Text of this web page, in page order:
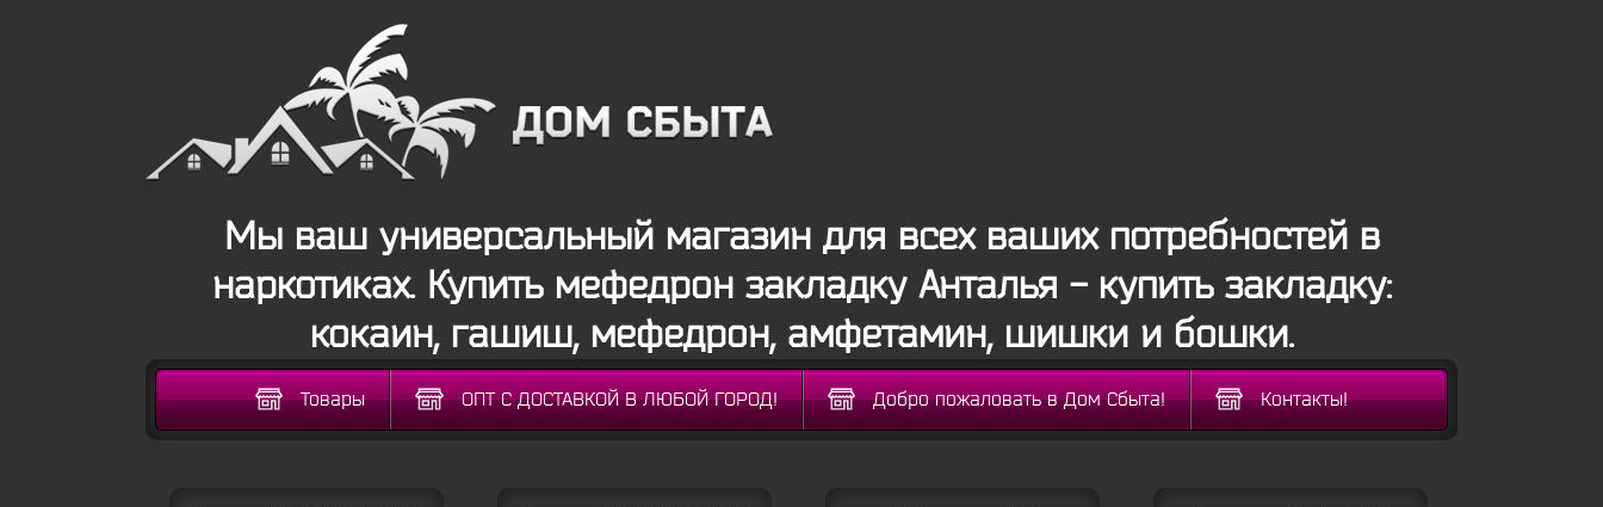
Мы ваш универсальный магазин для всех ваших потребностей в
наркотиках. Купить мефедрон закладку Анталья - купить закладку:
кокаин, гашиш, мефедрон, амфетамин, шишки и бошки.
Товары ОПТ С ДОСТАВКОЙ В ЛЮБОЙ ГОРОД! Добро пожаловать в Дом Сбыта! Контакты!